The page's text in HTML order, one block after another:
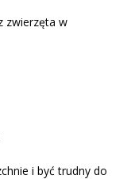
zwierzęta w
i być trudny do